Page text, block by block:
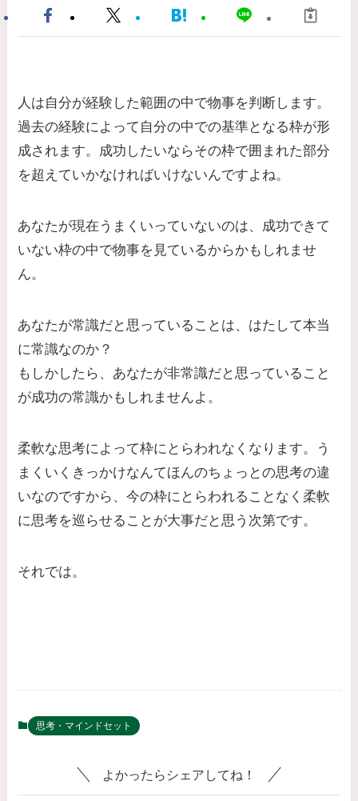
人は自分が経験した範囲の中で物事を判断します。
過去の経験によって自分の中での基準となる枠が形
成されます。成功したいならその枠で囲まれた部分
を超えていかなければいけないんですよね。
あなたが現在うまくいっていないのは、成功できて
いない枠の中で物事を見ているからかもしれませ
ん。
あなたが常識だと思っていることは、はたして本当
に常識なのか？
もしかしたら、あなたが非常識だと思っていること
が成功の常識かもしれませんよ。
柔軟な思考によって枠にとらわれなくなります。う
まくいくきっかけなんてほんのちょっとの思考の違
いなのですから、今の枠にとらわれることなく柔軟
に思考を巡らせることが大事だと思う次第です。
それでは。
思考・マインドセット
よかったらシェアしてね！